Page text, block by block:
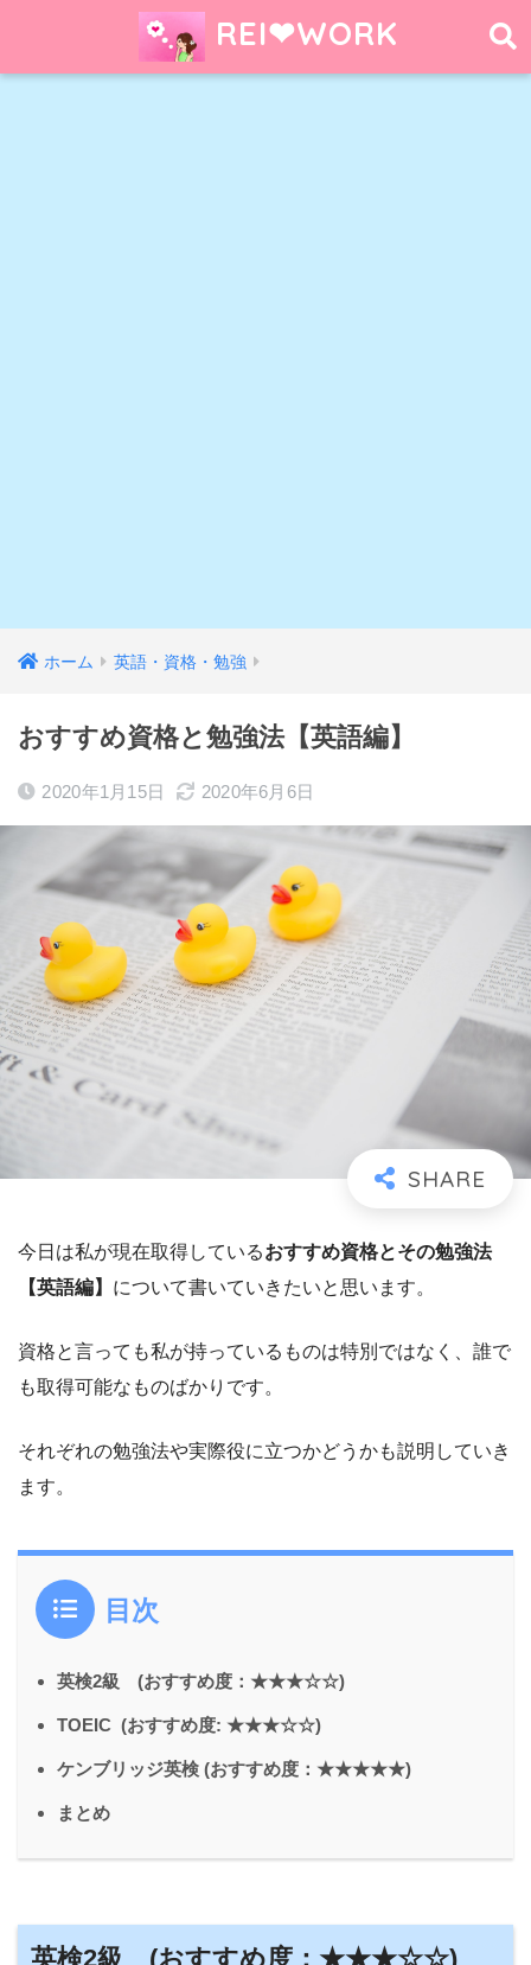
REI❤︎WORK
ホーム 英語・資格・勉強
おすすめ資格と勉強法【英語編】
2020年1月15日 2020年6月6日
今日は私が現在取得しているおすすめ資格とその勉強法
【英語編】 について書いていきたいと思います。
資格と言っても私が持っているものは特別ではなく、誰で
も取得可能なものばかりです。
それぞれの勉強法や実際役に立つかどうかも説明していき
ます。
目次
英検2級 (おすすめ度：★★★☆☆)
TOEIC (おすすめ度: ★★★☆☆)
ケンブリッジ英検 (おすすめ度：★★★★★)
まとめ
英検2級 (おすすめ度：★★★☆☆)